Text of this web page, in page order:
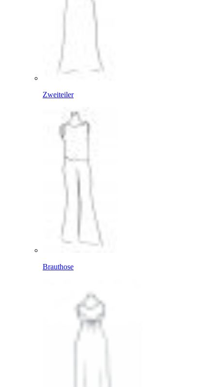
Zweiteiler
Brauthose